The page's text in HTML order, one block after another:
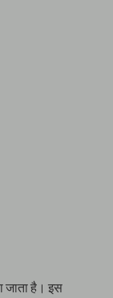
जाता है। इस